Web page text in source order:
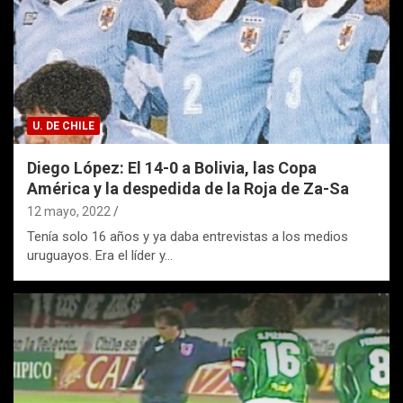
U. DE CHILE
Diego López: El 14-0 a Bolivia, las Copa
América y la despedida de la Roja de Za-Sa
12 mayo, 2022
Tenía solo 16 años y ya daba entrevistas a los medios
uruguayos. Era el líder y…